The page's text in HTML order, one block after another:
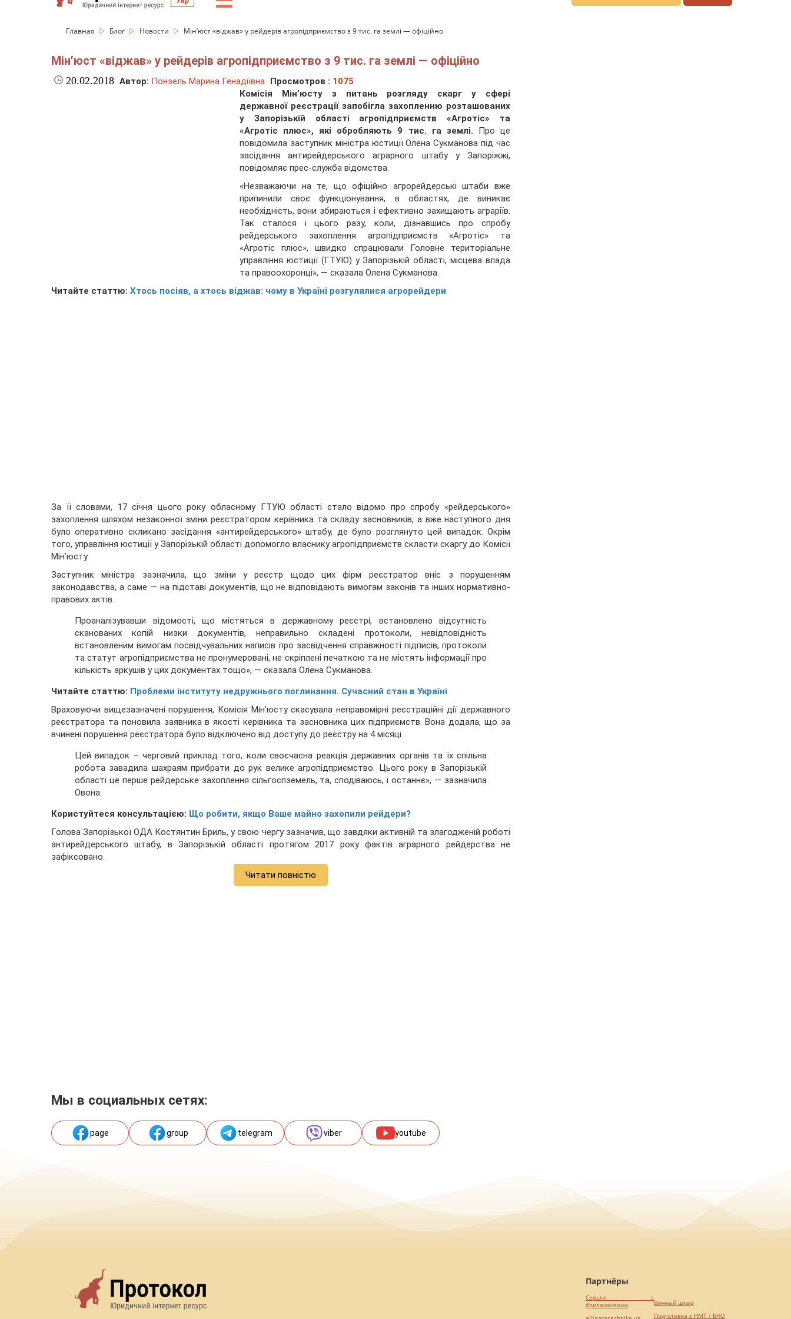
Главная Блог Новости Мін’юст «віджав» у рейдерів агропідприємство з 9 тис. га землі — офіційно
Мін’юст «віджав» у рейдерів агропідприємство з 9 тис. га землі — офіційно
20.02.2018 Автор: Понзель Марина Генадіївна Просмотров : 1075
Комісія Мін’юсту з питань розгляду скарг у сфері
державної реєстрації запобігла захопленню розташованих
у Запорізькій області агропідприємств «Агротіс» та
«Агротіс плюс», які обробляють 9 тис. га землі. Про це
повідомила заступник міністра юстиції Олена Сукманова під час
засідання антирейдерського аграрного штабу у Запоріжжі,
повідомляє прес-служба відомства.
«Незважаючи на те, що офіційно агрорейдерські штаби вже
припинили своє функціонування, в областях, де виникає
необхідність, вони збираються і ефективно захищають аграріїв.
Так сталося і цього разу, коли, дізнавшись про спробу
рейдерського захоплення агропідприємств «Агротіс» та
«Агротіс плюс», швидко спрацювали Головне територіальне
управління юстиції (ГТУЮ) у Запорізькій області, місцева влада
та правоохоронці», — сказала Олена Сукманова.
Читайте статтю: Хтось посіяв, а хтось віджав: чому в Україні розгулялися агрорейдери
За її словами, 17 січня цього року обласному ГТУЮ області стало відомо про спробу «рейдерського»
захоплення шляхом незаконної зміни реєстратором керівника та складу засновників, а вже наступного дня
було оперативно скликано засідання «антирейдерського» штабу, де було розглянуто цей випадок. Окрім
того, управління юстиції у Запорізькій області допомогло власнику агропідприємств скласти скаргу до Комісії
Мін’юсту.
Заступник міністра зазначила, що зміни у реєстр щодо цих фірм реєстратор вніс з порушенням
законодавства, а саме — на підставі документів, що не відповідають вимогам законів та інших нормативно-
правових актів.
Проаналізувавши відомості, що містяться в державному реєстрі, встановлено відсутність
сканованих копій низки документів, неправильно складені протоколи, невідповідність
встановленим вимогам посвідчувальних написів про засвідчення справжності підписів, протоколи
та статут агропідприємства не пронумеровані, не скріплені печаткою та не містять інформації про
кількість аркушів у цих документах тощо», — сказала Олена Сукманова.
Читайте статтю: Проблеми інституту недружнього поглинання. Сучасний стан в Україні
Враховуючи вищезазначені порушення, Комісія Мін’юсту скасувала неправомірні реєстраційні дії державного
реєстратора та поновила заявника в якості керівника та засновника цих підприємств. Вона додала, що за
вчинені порушення реєстратора було відключено від доступу до реєстру на 4 місяці.
Цей випадок – черговий приклад того, коли своєчасна реакція державних органів та їх спільна
робота завадила шахраям прибрати до рук велике агропідприємство. Цього року в Запорізькій
області це перше рейдерське захоплення сільгоспземель, та, сподіваюсь, і останнє», — зазначила
Овона.
Користуйтеся консультацією: Що робити, якщо Ваше майно захопили рейдери?
Голова Запорізької ОДА Костянтин Бриль, у свою чергу зазначив, що завдяки активній та злагодженій роботі
антирейдерського штабу, в Запорізькій області протягом 2017 року фактів аграрного рейдерства не
зафіксовано.
Читати повністю
Мы в социальных сетях:
page group telegram viber youtube
Партнёры
Серьги с
бриллиантами
Винный шкаф
Подготовка к НМТ / ВНО